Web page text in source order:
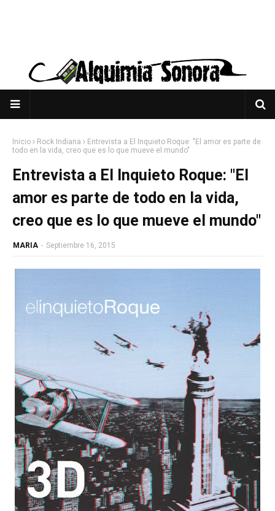
Inicio Rock Indiana
Entrevista a El Inquieto Roque: "El amor es parte de
todo en la vida, creo que es lo que mueve el mundo"
Entrevista a El Inquieto Roque: "El
amor es parte de todo en la vida,
creo que es lo que mueve el mundo"
MARIA - Septiembre 16, 2015